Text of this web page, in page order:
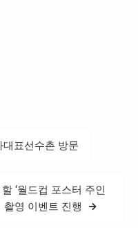
표선수촌 방문
‘월드컵 포스터 주인
촬영 이벤트 진행